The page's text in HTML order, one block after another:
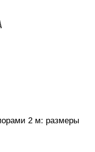
«стульчика»: в
досок, которые в
Поскольку
от цельного бруса,